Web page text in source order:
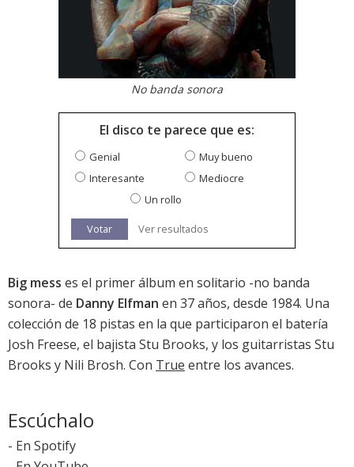
No banda sonora
El disco te parece que es:
Genial
Muy bueno
Interesante
Mediocre
Un rollo
Votar Ver resultados
Big mess es el primer álbum en solitario -no banda
sonora- de Danny Elfman en 37 años, desde 1984. Una
colección de 18 pistas en la que participaron el batería
Josh Freese, el bajista Stu Brooks, y los guitarristas Stu
Brooks y Nili Brosh. Con True entre los avances.
Escúchalo
- En Spotify